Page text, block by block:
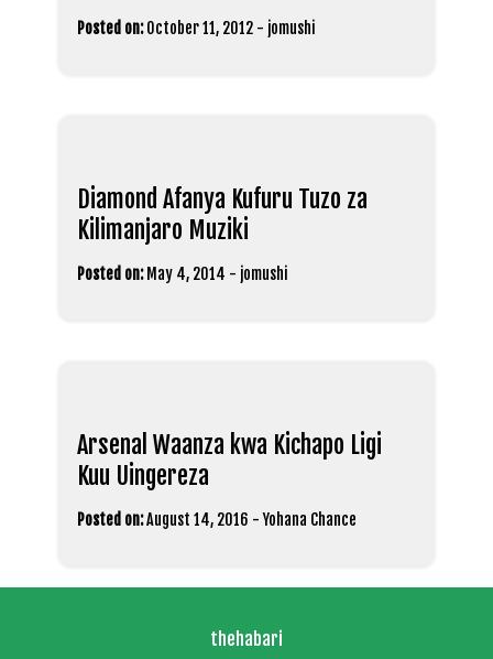
Posted on: October 11, 2012 - jomushi
Diamond Afanya Kufuru Tuzo za
Kilimanjaro Muziki
Posted on: May 4, 2014 - jomushi
Arsenal Waanza kwa Kichapo Ligi
Kuu Uingereza
Posted on:August 14, 2016 - Yohana Chance
thehabari